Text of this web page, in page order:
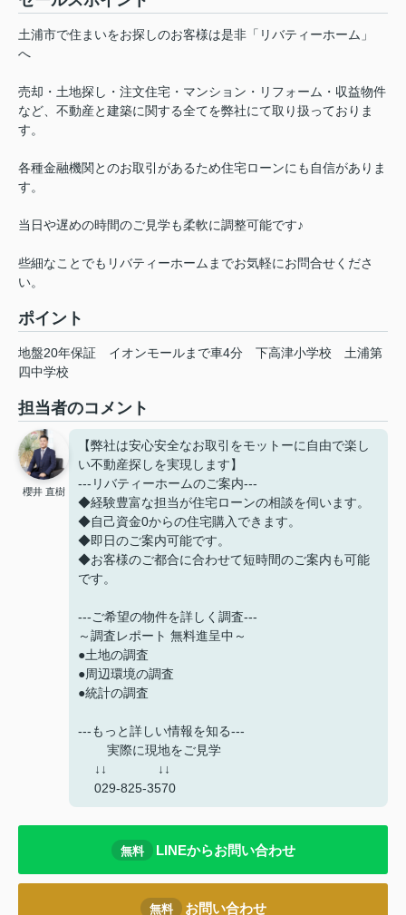
土浦市で住まいをお探しのお客様は是非「リバティーホーム」
へ
売却・土地探し・注文住宅・マンション・リフォーム・収益物件
など、不動産と建築に関する全てを弊社にて取り扱っておりま
す。
各種金融機関とのお取引があるため住宅ローンにも自信がありま
す。
当日や遅めの時間のご見学も柔軟に調整可能です♪
些細なことでもリバティーホームまでお気軽にお問合せくださ
い。
ポイント
地盤20年保証 イオンモールまで車4分 下高津小学校
土浦第
四中学校
担当者のコメント
櫻井 直樹
【弊社は安心安全なお取引をモットーに自由で楽し
い不動産探しを実現します】
---リバティーホームのご案内---
◆経験豊富な担当が住宅ローンの相談を伺います。
◆自己資金0からの住宅購入できます。
◆即日のご案内可能です。
◆お客様のご都合に合わせて短時間のご案内も可能
です。
---ご希望の物件を詳しく調査---
～調査レポート 無料進呈中～
●土地の調査
●周辺環境の調査
●統計の調査
---もっと詳しい情報を知る---
実際に現地をご見学
↓↓ ↓↓
029-825-3570
無料 LINEからお問い合わせ
無料 お問い合わせ